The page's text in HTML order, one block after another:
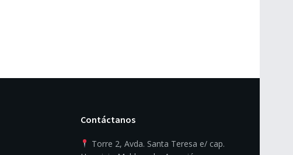
Contáctanos
Torre 2, Avda. Santa Teresa e/ cap.